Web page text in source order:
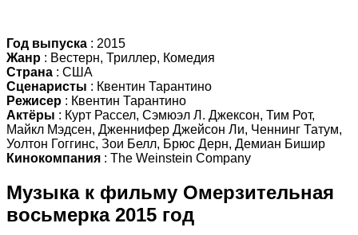
Год выпуска : 2015
Жанр : Вестерн, Триллер, Комедия
Страна : США
Сценаристы : Квентин Тарантино
Режисер : Квентин Тарантино
Актёры : Курт Рассел, Сэмюэл Л. Джексон, Тим Рот,
Майкл Мэдсен, Дженнифер Джейсон Ли, Ченнинг Татум,
Уолтон Гоггинс, Зои Белл, Брюс Дерн, Демиан Бишир
Кинокомпания : The Weinstein Company
Музыка к фильму Омерзительная
восьмерка 2015 год